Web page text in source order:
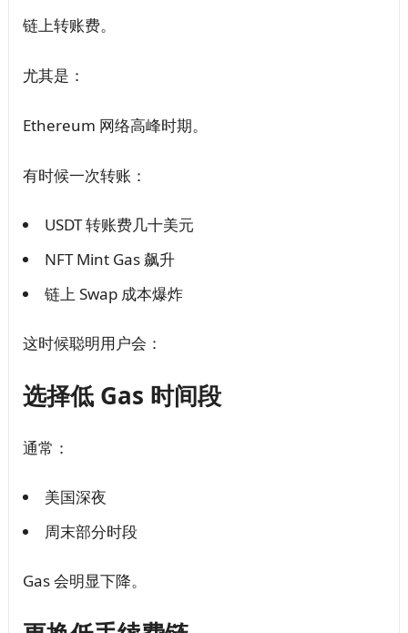
链上转账费。
尤其是：
Ethereum 网络高峰时期。
有时候一次转账：
USDT 转账费几十美元
NFT Mint Gas 飙升
链上 Swap 成本爆炸
这时候聪明用户会：
选择低 Gas 时间段
通常：
美国深夜
周末部分时段
Gas 会明显下降。